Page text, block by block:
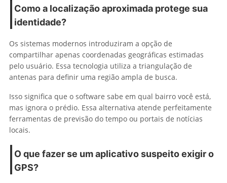
Como a localização aproximada protege sua
identidade?
Os sistemas modernos introduziram a opção de
compartilhar apenas coordenadas geográficas estimadas
pelo usuário. Essa tecnologia utiliza a triangulação de
antenas para definir uma região ampla de busca.
Isso significa que o software sabe em qual bairro você está,
mas ignora o prédio. Essa alternativa atende perfeitamente
ferramentas de previsão do tempo ou portais de notícias
locais.
O que fazer se um aplicativo suspeito exigir o
GPS?